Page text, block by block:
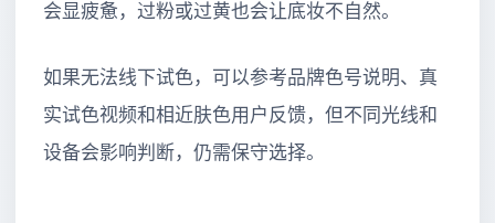
会显疲惫，过粉或过黄也会让底妆不自然。
如果无法线下试色，可以参考品牌色号说明、真
实试色视频和相近肤色用户反馈，但不同光线和
设备会影响判断，仍需保守选择。